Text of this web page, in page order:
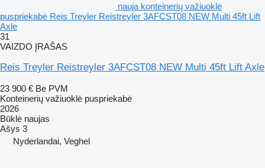
nauja konteinerių važiuoklė
puspriekabė Reis Treyler Reistreyler 3AFCST08 NEW Multi 45ft Lift
Axle
31
VAIZDO ĮRAŠAS
Reis Treyler Reistreyler 3AFCST08 NEW Multi 45ft Lift Axle
23 900 € Be PVM
Konteinerių važiuoklė puspriekabė
2026
Būklė naujas
Ašys 3
Nyderlandai, Veghel